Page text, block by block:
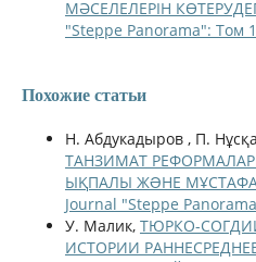
МӘСЕЛЕЛЕРІН
"Steppe Panorama": Том
Похожие статьи
Н. Абдукадыров , П.
ТАНЗИМАТ
ЫҚПАЛЫ ЖƏНЕ
Journal "Steppe
У. Малик, ТЮРКО-
ИСТОРИИ